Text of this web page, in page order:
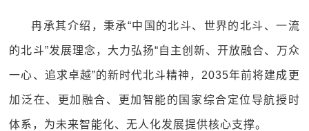
冉承其介绍，秉承“中国的北斗、世界的北斗、一流
的北斗”发展理念，大力弘扬“自主创新、开放融合、万众
一心、追求卓越”的新时代北斗精神，2035年前将建成更
加泛在、更加融合、更加智能的国家综合定位导航授时
体系，为未来智能化、无人化发展提供核心支撑。